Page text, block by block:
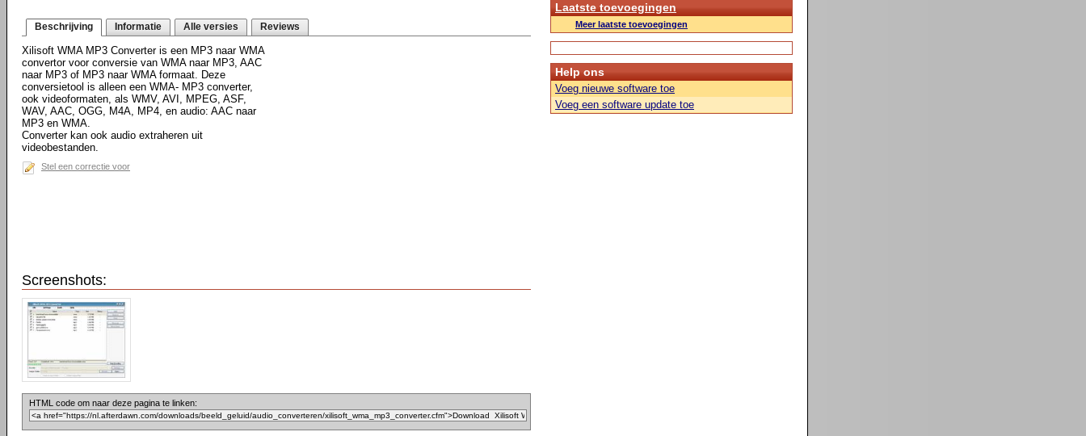
Beschrijving Informatie Alle versies Reviews
Xilisoft WMA MP3 Converter is een MP3 naar WMA
convertor voor conversie van WMA naar MP3, AAC
naar MP3 of MP3 naar WMA formaat. Deze
conversietool is alleen een WMA- MP3 converter,
ook videoformaten, als WMV, AVI, MPEG, ASF,
WAV, AAC, OGG, M4A, MP4, en audio: AAC naar
MP3 en WMA.
Converter kan ook audio extraheren uit
videobestanden.
Stel een correctie voor
Screenshots:
HTML code om naar deze pagina te linken:
Laatste toevoegingen
Meer laatste toevoegingen
Help ons
Voeg nieuwe software toe
Voeg een software update toe